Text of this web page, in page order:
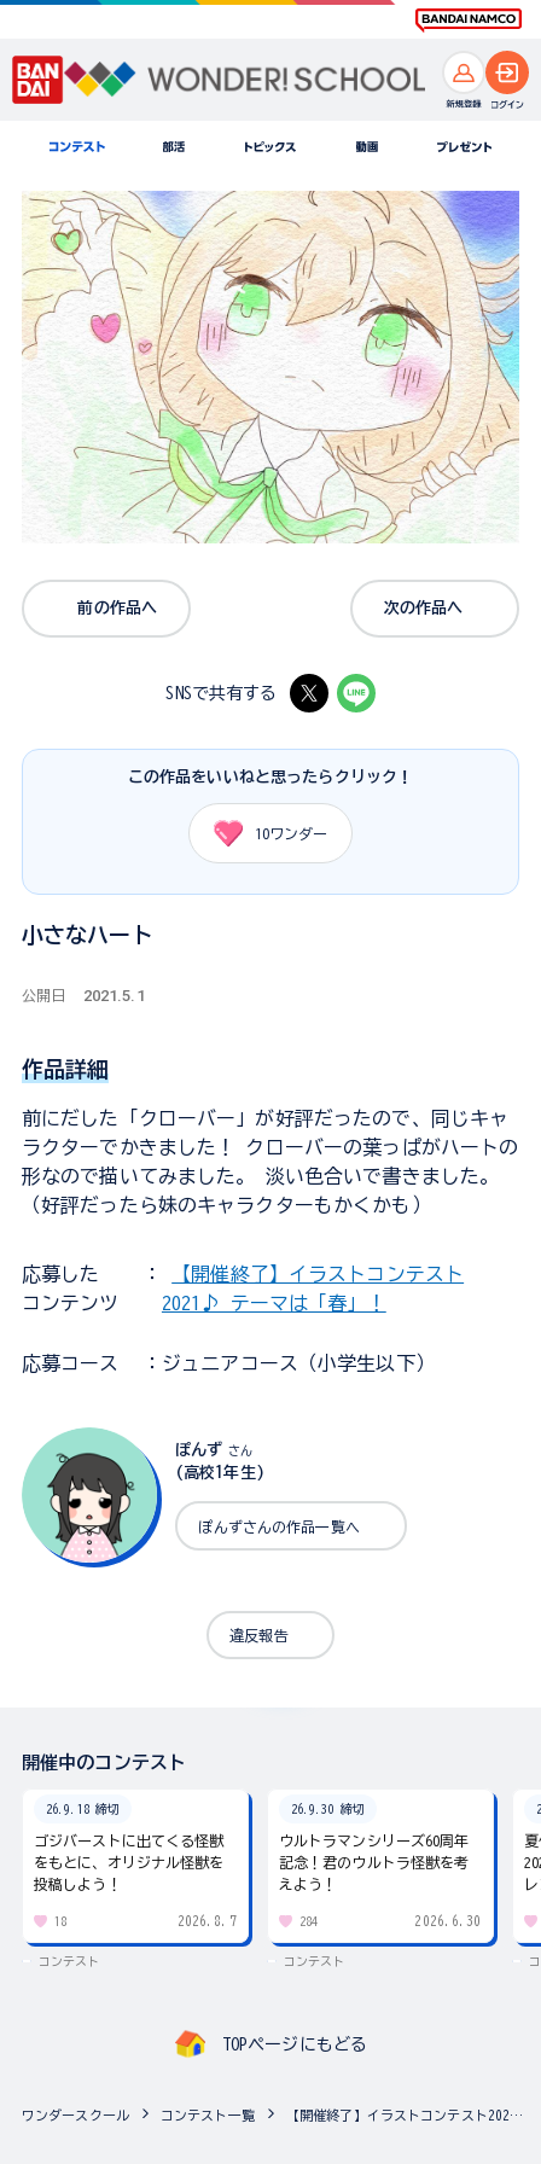
前の作品へ 次の作品へ
SNSで共有する
この作品をいいねと思ったらクリック！
10ワンダー
小さなハート
公開日 2021.5.1
作品詳細
前にだした「クローバー」が好評だったので、同じキャ
ラクターでかきました！ クローバーの葉っぱがハートの
形なので描いてみました。 淡い色合いで書きました。
（好評だったら妹のキャラクターもかくかも）
応募した
コンテンツ
：
【開催終了】イラストコンテスト
2021♪ テーマは「春」！
応募コース ：ジュニアコース（小学生以下）
ぽんず さん
(高校1年生)
ぽんずさんの作品一覧へ
違反報告
開催中のコンテスト
26.9.18 締切
ゴジバーストに出てくる怪獣
をもとに、オリジナル怪獣を
投稿しよう！
18 2026.8.7
コンテスト
26.9.30 締切
ウルトラマンシリーズ60周年
記念！君のウルトラ怪獣を考
えよう！
284 2026.6.30
コンテスト
TOPページにもどる
ワンダースクール コンテスト一覧 【開催終了】イラストコンテスト2021♪ テーマは「春」！